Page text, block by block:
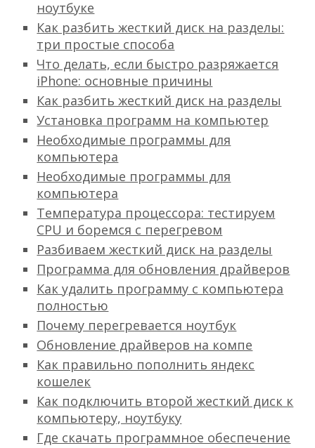
ноутбуке
Как разбить жесткий диск на разделы:
три простые способа
Что делать, если быстро разряжается
iPhone: основные причины
Как разбить жесткий диск на разделы
Установка программ на компьютер
Необходимые программы для
компьютера
Необходимые программы для
компьютера
Температура процессора: тестируем
CPU и боремся с перегревом
Разбиваем жесткий диск на разделы
Программа для обновления драйверов
Как удалить программу с компьютера
полностью
Почему перегревается ноутбук
Обновление драйверов на компе
Как правильно пополнить яндекс
кошелек
Как подключить второй жесткий диск к
компьютеру, ноутбуку
Где скачать программное обеспечение